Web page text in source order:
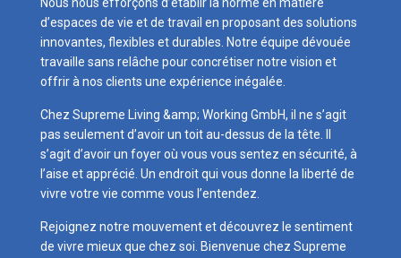
d’espaces de vie et de travail en proposant des solutions
innovantes, flexibles et durables. Notre équipe dévouée
travaille sans relâche pour concrétiser notre vision et
offrir à nos clients une expérience inégalée.
Chez Supreme Living &amp; Working GmbH, il ne s’agit
pas seulement d’avoir un toit au-dessus de la tête. Il
s’agit d’avoir un foyer où vous vous sentez en sécurité, à
l’aise et apprécié. Un endroit qui vous donne la liberté de
vivre votre vie comme vous l’entendez.
Rejoignez notre mouvement et découvrez le sentiment
de vivre mieux que chez soi. Bienvenue chez Supreme